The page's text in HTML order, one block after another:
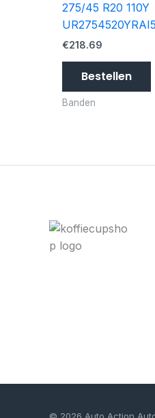
275/45 R20 110Y
€218.69
Bestellen
Banden